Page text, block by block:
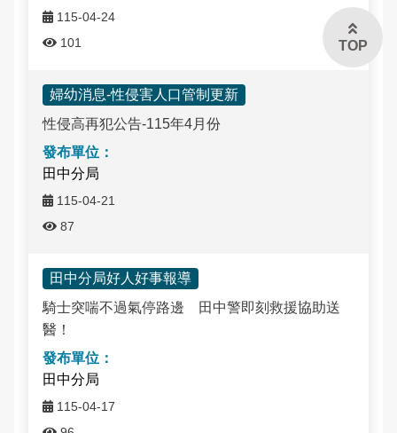
115-04-24
101
婦幼消息-性侵害人口管制更新
性侵高再犯公告-115年4月份
田中分局
115-04-21
87
田中分局好人好事報導
騎士突喘不過氣停路邊 田中警即刻救援協助送
醫！
田中分局
115-04-17
TOP